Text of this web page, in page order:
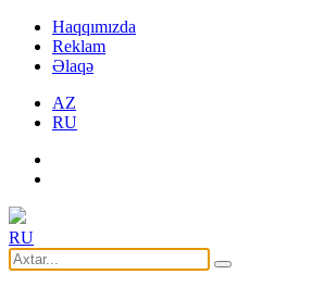
Haqqımızda
Reklam
Əlaqə
AZ
RU
RU